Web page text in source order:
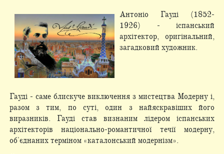
Антоніо Гауді (1852-
1926) - іспанський
архітектор, оригінальний,
загадковий художник.
Гауді - саме блискуче виключення з мистецтва Модерну і,
разом з тим, по суті, один з найяскравіших його
виразників. Гауді став визнаним лідером іспанських
архітекторів національно-романтичної течії модерну,
об'єднаних терміном «каталонський модернізм».